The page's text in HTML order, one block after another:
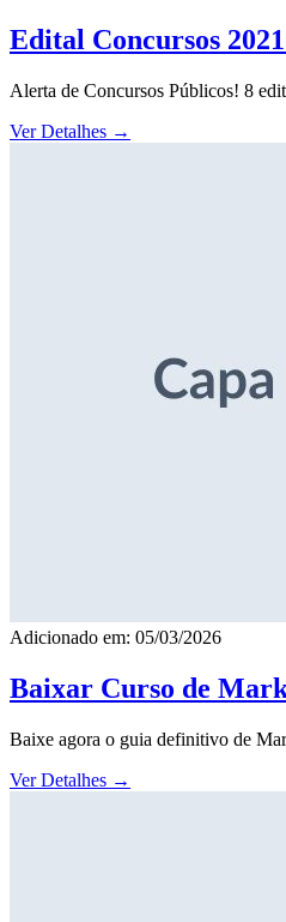
Edital Concursos
Alerta de Concursos Públicos! 8
Ver Detalhes →
Adicionado em: 05/03/2026
Baixar Curso de
Baixe agora o guia definitivo de
Ver Detalhes →